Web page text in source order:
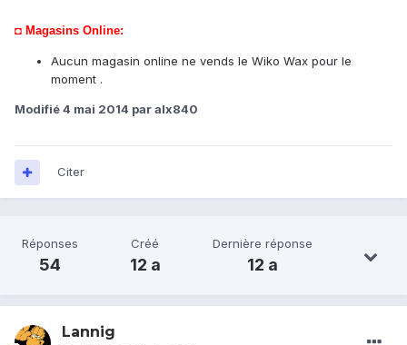
◘ Magasins Online:
Aucun magasin online ne vends le Wiko Wax pour le
moment .
Modifié4 mai 2014 par alx840
Citer
Réponses
54
Créé
12 a
Dernière réponse
12 a
Lannig